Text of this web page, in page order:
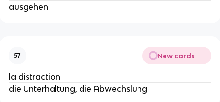
ausgehen
57 New cards
la distraction
die Unterhaltung, die Abwechslung